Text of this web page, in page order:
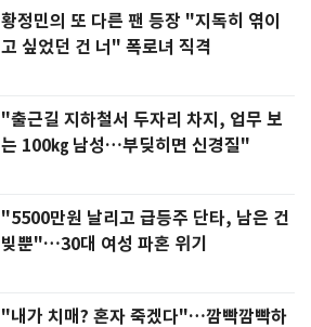
황정민의 또 다른 팬 등장 "지독히 엮이
고 싶었던 건 너" 폭로녀 직격
"출근길 지하철서 두자리 차지, 업무 보
는 100㎏ 남성…부딪히면 신경질"
"5500만원 날리고 급등주 단타, 남은 건
빚뿐"…30대 여성 파혼 위기
"내가 치매? 혼자 죽겠다"…깜빡깜빡하